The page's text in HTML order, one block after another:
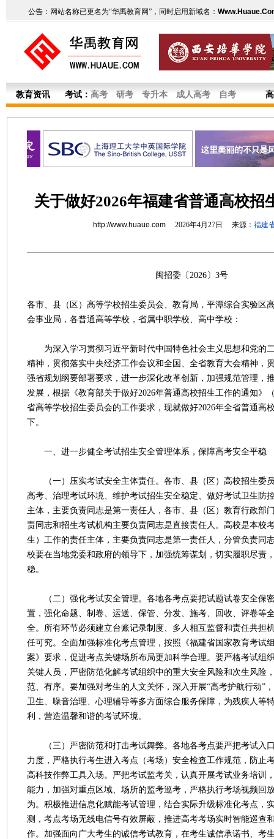
公告：网站名称已更名为“华禹教育网”，同时启用新域名：
教育资讯 考试： 高考 研考 专升本 成人高考 自考
关于做好2026年福建省普通高校招
http://www.huaue.com2026年4月27日 来源： 福建
闽招委〔2026〕3号
各市、县（区）高等学校招生委员会、教育局，平潭综合实验区
会事业局，各普通高等学校，省属中职学校、高中学校：
为深入学习贯彻习近平新时代中国特色社会主义思想和党的
精神，贯彻落实中央经济工作会议和全国、全省教育大会精神，
强省规划纲要部署要求，进一步深化改革创新，加强规范管理，
发展，根据《教育部关于做好2026年普通高校招生工作的通知》
省高等学校招生委员会的工作要求，现就做好2026年全省普通高
下。
一、进一步健全考试招生安全管理体系，保障高考安全平稳
（一）压实考试安全主体责任。各市、县（区）高校招生委
高考、治理考试环境、维护考试招生安全稳定、做好考试卫生防
主体，主要负责同志是第一责任人，各市、县（区）教育行政部
责同志和招生考试机构主要负责同志是直接责任人。高校是本校
生）工作的责任主体，主要负责同志是第一责任人，分管负责同
校要在当地党委和政府的领导下，加强统筹谋划，切实履职尽责
稳。
（二）强化考试安全管理。各地各考点要把试题试卷安全保
置，强化命题、制卷、运送、保管、分发、施考、回收、评卷等
全。所有环节必须建立台账记录制度、多人相互监督和责任共担
任可究。全面加强标准化考点管理，按照《福建省国家教育考试
案》要求，促进考点关键场所布局更加科学合理。要严格考试组
关键人员，严密防范化解考试组织中的重大安全风险和次生风险
范、有序。要加强对考生的人文关怀，深入开展“高考护航行动”
卫生、噪音治理、心理辅导等多方面综合服务保障，为残疾人等
利，营造温馨和谐的考试环境。
（三）严密防范和打击考试舞弊。各地各考点要严把考试入
力度，严格执行考生进入考点（考场）安全检查工作规范，防止
高科技作弊工具入场。严把考试监考关，认真开展考试业务培训
能力，加强对重点区域、场所的监考巡考，严格执行考场视频回
为。积极推进信息化赋能考试管理，结合实际升级标准化考点，
测，考点考场无线电信号有效屏蔽，推进高考考场实时智能巡查
作。加强面向广大考生的诚信考试教育，在考生诚信承诺书、考